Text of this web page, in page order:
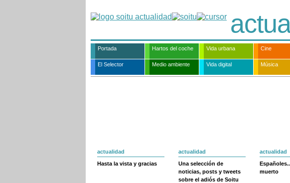
Portada Hartos del coche Vida urbana Cine
El Selector Medio ambiente Vida digital Música
actualidad
Hasta la vista y gracias
actualidad
Una selección de
noticias, posts y tweets
sobre el adiós de Soitu
actualidad
muerto